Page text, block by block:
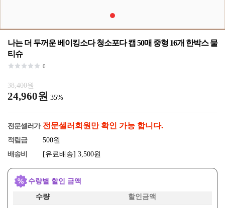
나는 더 두꺼운 베이킹소다 청소포다 캡 50매 중형 16개 한박스 물
티슈
0
38,400원
24,960원 35%
전문셀러가 전문셀러회원만 확인 가능 합니다.
적립금
500원
배송비
[유료배송] 3,500원
수량별 할인 금액
수량 할인금액